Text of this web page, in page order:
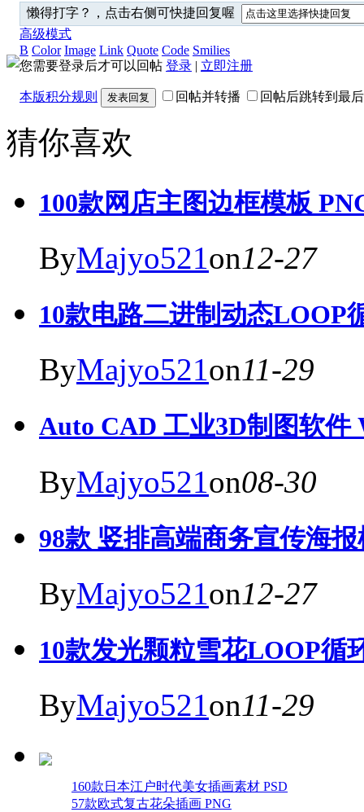
懒得打字？，点击右侧可快捷回复喔
高级模式
B Color Image Link Quote Code Smilies
您需要登录后才可以回帖 登录 | 立即注册
本版积分规则 发表回复 回帖并转播 回帖后跳转到最
猜你喜欢
100款网店主图边框模板
ByMajyo521on12-27
10款电路二进制动态LOOP
ByMajyo521on11-29
Auto CAD 工业3D制图软件
ByMajyo521on08-30
98款 竖排高端商务宣传海报
ByMajyo521on12-27
10款发光颗粒雪花LOOP循
ByMajyo521on11-29
160款日本江户时代美女插画素材 PSD
57款欧式复古花朵插画 PNG